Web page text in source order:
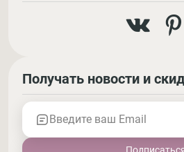
Получать новости и
Введите ваш Email